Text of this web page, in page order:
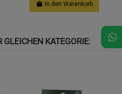
In den Warenkorb
GLEICHEN KATEGORIE: